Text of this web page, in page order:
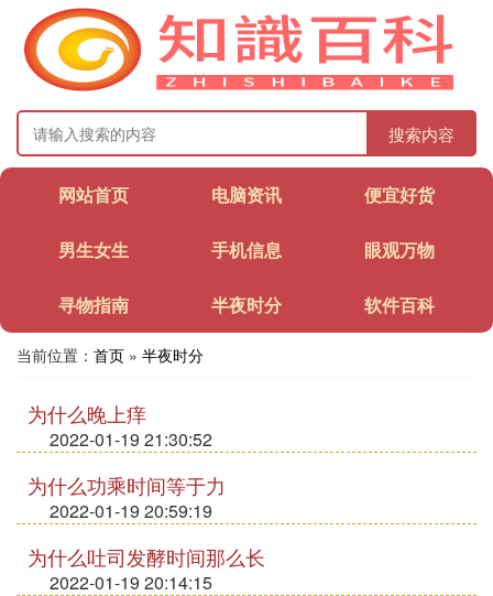
搜索内容
网站首页 电脑资讯 便宜好货
男生女生 手机信息 眼观万物
寻物指南 半夜时分 软件百科
当前位置： 首页 » 半夜时分
为什么晚上痒
2022-01-19 21:30:52
为什么功乘时间等于力
2022-01-19 20:59:19
为什么吐司发酵时间那么长
2022-01-19 20:14:15